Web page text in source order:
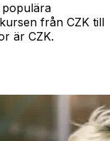
populära
från CZK till
är CZK.